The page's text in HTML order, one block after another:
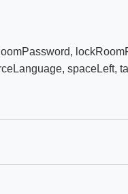
,
, spaceLeft,